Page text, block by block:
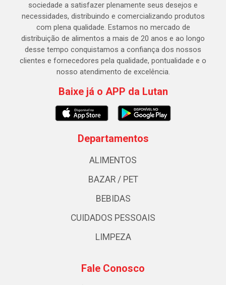
sociedade a satisfazer plenamente seus desejos e
necessidades, distribuindo e comercializando produtos
com plena qualidade. Estamos no mercado de
distribuição de alimentos a mais de 20 anos e ao longo
desse tempo conquistamos a confiança dos nossos
clientes e fornecedores pela qualidade, pontualidade e o
nosso atendimento de excelência.
Baixe já o APP da Lutan
Departamentos
ALIMENTOS
BAZAR / PET
BEBIDAS
CUIDADOS PESSOAIS
LIMPEZA
Fale Conosco